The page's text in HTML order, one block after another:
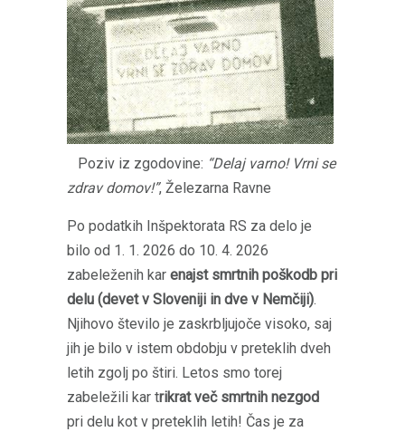
Poziv iz zgodovine: “Delaj varno! Vrni se
zdrav domov!”, Železarna Ravne
Po podatkih Inšpektorata RS za delo je
bilo od 1. 1. 2026 do 10. 4. 2026
zabeleženih kar enajst smrtnih poškodb pri
delu (devet v Sloveniji in dve v Nemčiji).
Njihovo število je zaskrbljujoče visoko, saj
jih je bilo v istem obdobju v preteklih dveh
letih zgolj po štiri. Letos smo torej
zabeležili kar trikrat več smrtnih nezgod
pri delu kot v preteklih letih! Čas je za